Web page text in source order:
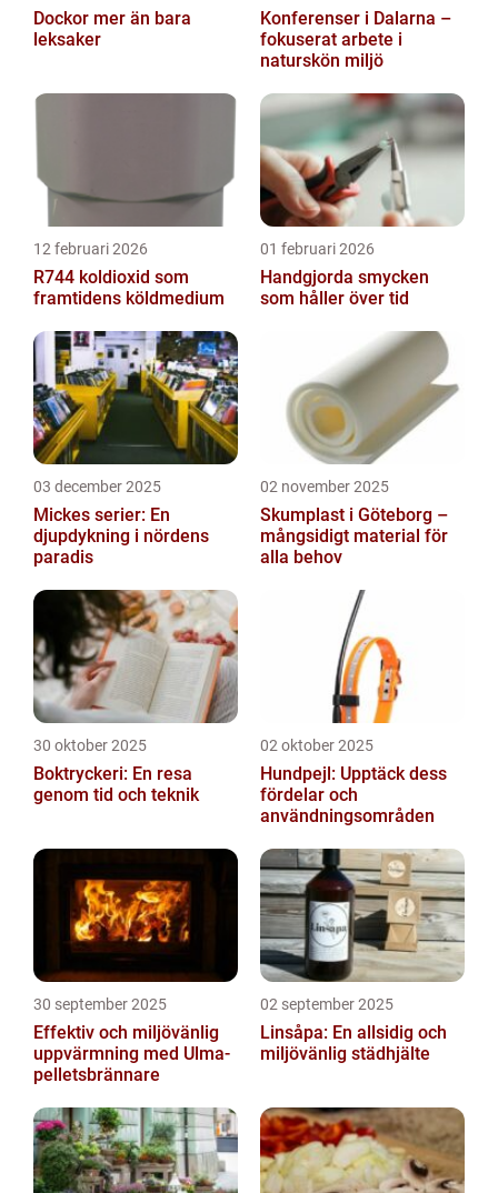
Dockor mer än bara
leksaker
Konferenser i Dalarna –
fokuserat arbete i
naturskön miljö
12 februari 2026
R744 koldioxid som
framtidens köldmedium
01 februari 2026
Handgjorda smycken
som håller över tid
03 december 2025
Mickes serier: En
djupdykning i nördens
paradis
02 november 2025
Skumplast i Göteborg –
mångsidigt material för
alla behov
30 oktober 2025
Boktryckeri: En resa
genom tid och teknik
02 oktober 2025
Hundpejl: Upptäck dess
fördelar och
användningsområden
30 september 2025
Effektiv och miljövänlig
uppvärmning med Ulma-
pelletsbrännare
02 september 2025
Linsåpa: En allsidig och
miljövänlig städhjälte